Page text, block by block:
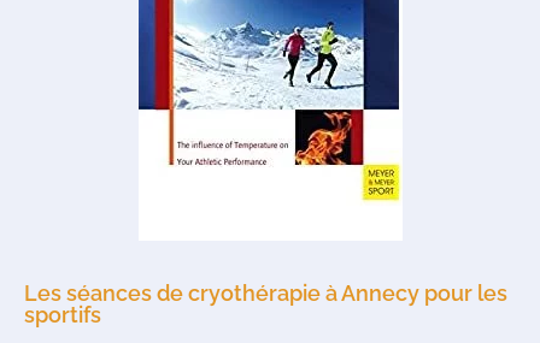
Les séances de cryothérapie à Annecy pour les
sportifs